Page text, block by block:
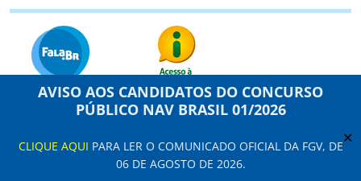
AVISO AOS CANDIDATOS DO CONCURSO
PÚBLICO NAV BRASIL 01/2026
CLIQUE AQUI PARA LER O COMUNICADO OFICIAL DA FGV, DE
06 DE AGOSTO DE 2026.
✕
Este site usa cookies e dados pessoais de acordo com os nossos Termos de
Configuração de Cookies